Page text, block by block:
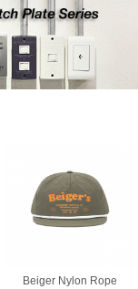
Beiger Nylon Rope